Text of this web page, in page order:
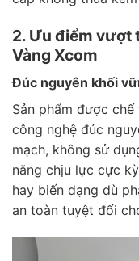
2. Ưu điểm vượt
Vàng Xcom
Đúc nguyên khối
Sản phẩm được
công nghệ đúc
mạch, không sử
năng chịu lực cực
hay biến dạng dù
an toàn tuyệt đối